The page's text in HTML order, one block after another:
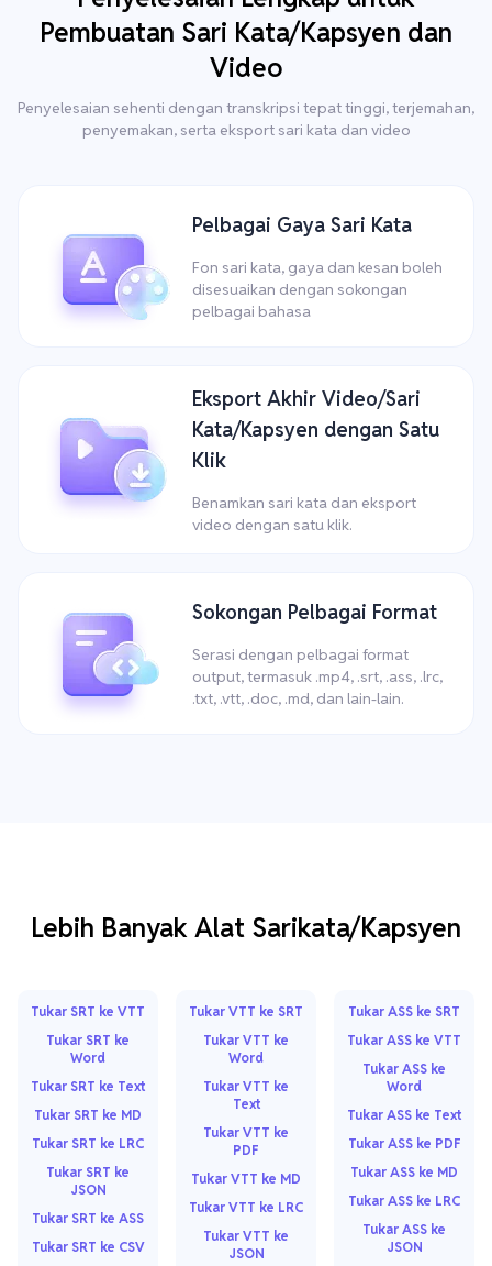
Pembuatan Sari Kata/Kapsyen dan
Video
Penyelesaian sehenti dengan transkripsi tepat tinggi, terjemahan,
penyemakan, serta eksport sari kata dan video
Pelbagai Gaya Sari Kata
Fon sari kata, gaya dan kesan boleh
disesuaikan dengan sokongan
pelbagai bahasa
Eksport Akhir Video/Sari
Kata/Kapsyen dengan Satu
Klik
Benamkan sari kata dan eksport
video dengan satu klik.
Sokongan Pelbagai Format
Serasi dengan pelbagai format
output, termasuk .mp4, .srt, .ass, .lrc,
.txt, .vtt, .doc, .md, dan lain-lain.
Lebih Banyak Alat Sarikata/Kapsyen
Tukar SRT ke VTT
Tukar SRT ke
Word
Tukar SRT ke Text
Tukar SRT ke MD
Tukar SRT ke LRC
Tukar SRT ke
JSON
Tukar SRT ke ASS
Tukar SRT ke CSV
Tukar VTT ke SRT
Tukar VTT ke
Word
Tukar VTT ke
Text
Tukar VTT ke
PDF
Tukar VTT ke MD
Tukar VTT ke LRC
Tukar VTT ke
JSON
Tukar ASS ke SRT
Tukar ASS ke VTT
Tukar ASS ke
Word
Tukar ASS ke Text
Tukar ASS ke PDF
Tukar ASS ke MD
Tukar ASS ke LRC
Tukar ASS ke
JSON